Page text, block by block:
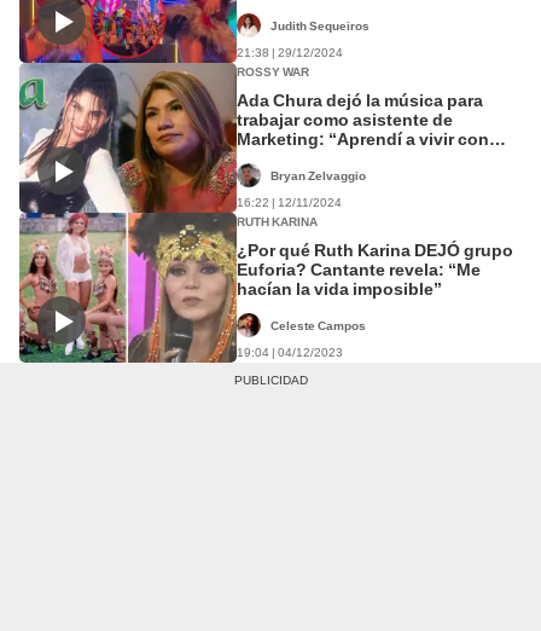
Judith Sequeiros
21:38 | 29/12/2024
ROSSY WAR
Ada Chura dejó la música para
trabajar como asistente de
Marketing: “Aprendí a vivir con
Bryan Zelvaggio
16:22 | 12/11/2024
RUTH KARINA
¿Por qué Ruth Karina DEJÓ grupo
Euforia? Cantante revela: “Me
hacían la vida imposible”
Celeste Campos
19:04 | 04/12/2023